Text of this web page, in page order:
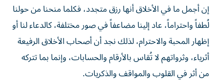
إن أجمل ما في الأخلاق أنها رزق متجدد، فكلما منحنا من حولنا
لُطفاً واحتراماً، عاد إلينا مضاعفاً في صور مختلفة، كالدعاء لنا أو
إظهار المحبة والاحترام، لذلك نجد أن أصحاب الأخلاق الرفيعة
أثرياء، وثرواتهم لا تُقاس بالأرقام والحسابات، وإنما بما تتركه
من أثر في القلوب والمواقف والذكريات.